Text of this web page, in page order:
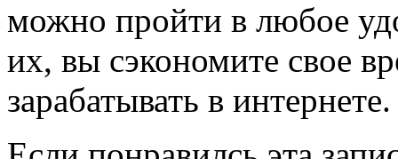
можно пройти в любое
их, вы сэкономите свое
зарабатывать в интернете.